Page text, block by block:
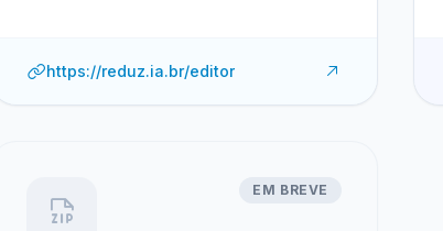
https://reduz.ia.br/editor
EM BREVE